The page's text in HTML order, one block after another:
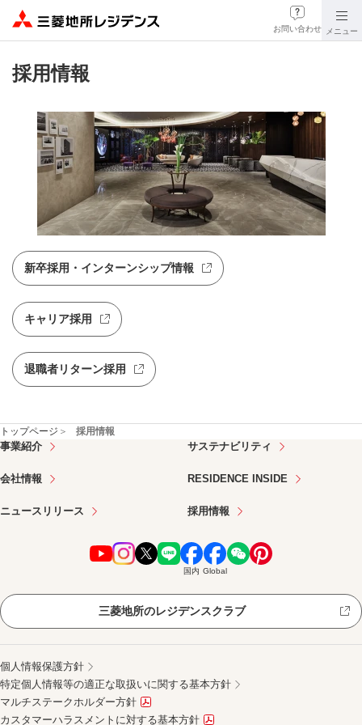
お問い合わせ メニュー
採用情報
新卒採用・インターンシップ情報
新規ウィンドウを開きます
キャリア採用新規ウィンドウを開きます
退職者リターン採用新規ウィンドウを開きます
トップページ 採用情報
事業紹介 サステナビリティ
会社情報 RESIDENCE INSIDE
ニュースリリース 採用情報
新規ウィンドウを開きます
新規ウィンドウを開きます
新規ウィンドウを開きます
新規ウィンドウを開きます
国内
新規ウィンドウを開きます
Global
新規ウィンドウを開きます
新規ウィンドウを開き
新規ウィンドウを
三菱地所のレジデンスクラブ新規ウィンドウを開きます
個人情報保護方針
特定個人情報等の適正な取扱いに関する基本方針
マルチステークホルダー方針PDFファイルが新規ウィンドウで開きます
カスタマーハラスメントに対する基本方針PDFファイルが新規ウィンドウで